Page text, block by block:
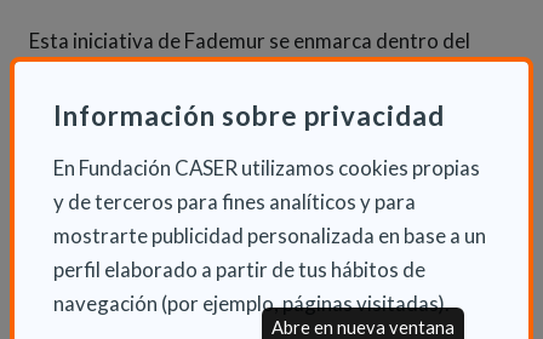
Información sobre privacidad
En Fundación CASER utilizamos cookies propias
y de terceros para fines analíticos y para
mostrarte publicidad personalizada en base a un
perfil elaborado a partir de tus hábitos de
navegación (por ejemplo, páginas visitadas).
Abre en nueva ventana
Esta iniciativa de Fademur se enmarca dentro del
intensificado a raíz de la crisis sanitaria que vivimos.
hincapié en esta área que ya venía desarrollando a
través de diversos programas dirigidos a la tercera
edad, como Cuidándonos para un Futuro Mejor,
financiado por el Ministerio de Sanidad, Consumo y
Bienestar Social.